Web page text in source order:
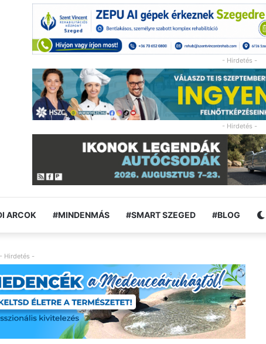
- Hirdetés -
- Hirdetés -
ARCOK #MINDENMÁS #SMART SZEGED #BLOG
- Hirdetés -